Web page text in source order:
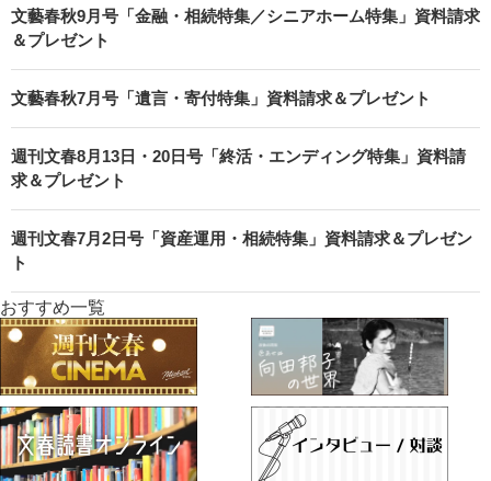
文藝春秋9月号「金融・相続特集／シニアホーム特集」資料請求
＆プレゼント
文藝春秋7月号「遺言・寄付特集」資料請求＆プレゼント
週刊文春8月13日・20日号「終活・エンディング特集」資料請
求＆プレゼント
週刊文春7月2日号「資産運用・相続特集」資料請求＆プレゼン
ト
おすすめ一覧